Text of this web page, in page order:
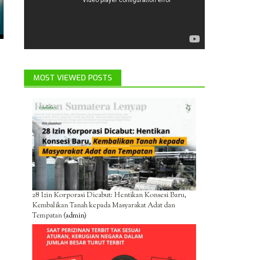
MOST VIEWED POSTS
28 Izin Korporasi Dicabut: Hentikan Konsesi Baru,
Kembalikan Tanah kepada Masyarakat Adat dan
Tempatan(admin)